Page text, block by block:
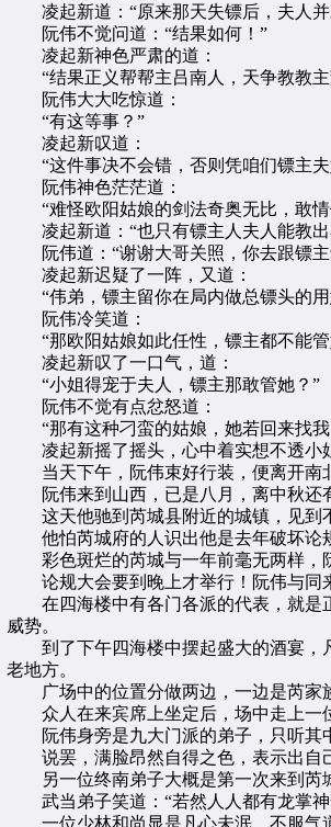
凌起新道：“原来那天失镖后，夫人并
阮伟不觉问道：“结果如何！”
凌起新神色严肃的道：
“结果正义帮帮主吕南人，天争教教主
阮伟大大吃惊道：
“有这等事？”
凌起新叹道：
“这件事决不会错，否则凭咱们镖主夫
阮伟神色茫茫道：
“难怪欧阳姑娘的剑法奇奥无比，敢情
凌起新道：“也只有镖主人夫人能教出
阮伟道：“谢谢大哥关照，你去跟镖
凌起新迟疑了一阵，又道：
“伟弟，镖主留你在局内做总镖头的用
阮伟冷笑道：
“那欧阳姑娘如此任性，镖主都不能管
凌起新叹了一口气，道：
“小姐得宠于夫人，镖主那敢管她？”
阮伟不觉有点忿怒道：
“那有这种刁蛮的姑娘，她若回来找我
凌起新摇了摇头，心中着实想不透小姐
当天下午，阮伟束好行装，便离开南北
阮伟来到山西，已是八月，离中秋还有
这天他驰到芮城县附近的城镇，见到不
他怕芮城府的人识出他是去年破坏论规
彩色斑烂的芮城与一年前毫无两样，阮
论规大会要到晚上才举行！阮伟与同
在四海楼中有各门各派的代表，就是正
威势。
到了下午四海楼中摆起盛大的酒宴，凡
老地方。
广场中的位置分做两边，一边是芮家族
众人在来宾席上坐定后，场中走上一位
阮伟身旁是九大门派的弟子，只听其
说罢，满脸昂然自得之色，表示出自
另一位终南弟子大概是第一次来到芮
武当弟子笑道：“若然人人都有龙掌神
一位少林和尚显是凡心未泯，不服气